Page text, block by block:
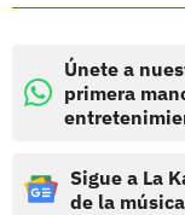
Únete a
primera
Sigue a La
de la música